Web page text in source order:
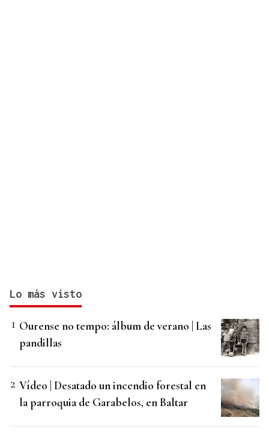
Lo más visto
Ourense no tempo: álbum de verano | Las
pandillas
Vídeo | Desatado un incendio forestal en
la parroquia de Garabelos, en Baltar